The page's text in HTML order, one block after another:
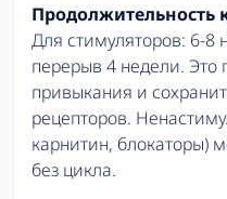
Продолжительность
Для стимуляторов: 6-8
перерыв 4 недели. Это
привыкания и
рецепторов.
карнитин, блокаторы)
без цикла.